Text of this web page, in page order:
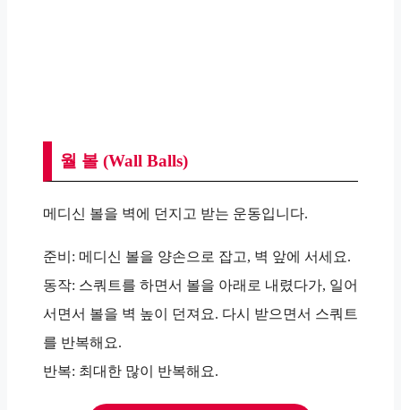
월 볼 (Wall Balls)
메디신 볼을 벽에 던지고 받는 운동입니다.
준비: 메디신 볼을 양손으로 잡고, 벽 앞에 서세요.
동작: 스쿼트를 하면서 볼을 아래로 내렸다가, 일어
서면서 볼을 벽 높이 던져요. 다시 받으면서 스쿼트
를 반복해요.
반복: 최대한 많이 반복해요.